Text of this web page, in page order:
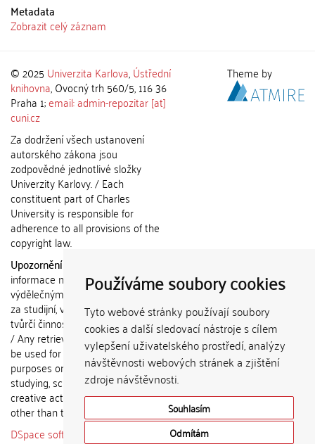
Používáme soubory cookies
Tyto webové stránky používají soubory
cookies a další sledovací nástroje s cílem
vylepšení uživatelského prostředí, analýzy
návštěvnosti webových stránek a zjištění
zdroje návštěvnosti.
Souhlasím
Odmítám
Metadata
Zobrazit celý záznam
© 2025 Univerzita Karlova,Ústřední
knihovna, Ovocný trh 560/5, 116 36
Praha 1;email: admin-repozitar [at]
cuni.cz
Za dodržení všech ustanovení
autorského zákona jsou
zodpovědné jednotlivé složky
Univerzity Karlovy. / Each
constituent part of Charles
University is responsible for
adherence to all provisions of the
copyright law.
Upozornění / Notice:
informace nemohou být použity k
výdělečným účelům nebo vydávány
za studijní, vědeckou nebo jinou
tvůrčí činnost jiné osoby než autora.
/ Any retrieved information shall not
be used for any commercial
purposes or claimed as results of
studying, scientific or any other
creative activities of any person
other than the author.
DSpace software
copyright © 2002-
Theme by